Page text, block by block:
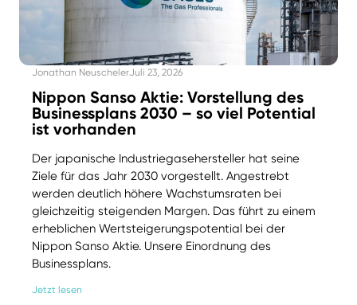
Jonathan NeuschelerJuli 23, 2026
Nippon Sanso Aktie: Vorstellung des
Businessplans 2030 – so viel Potential
ist vorhanden
Der japanische Industriegasehersteller hat seine
Ziele für das Jahr 2030 vorgestellt. Angestrebt
werden deutlich höhere Wachstumsraten bei
gleichzeitig steigenden Margen. Das führt zu einem
erheblichen Wertsteigerungspotential bei der
Nippon Sanso Aktie. Unsere Einordnung des
Businessplans.
Jetzt lesen